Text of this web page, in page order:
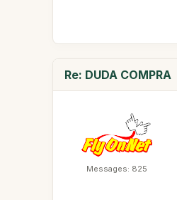
Re: DUDA COMPRA
Messages: 825